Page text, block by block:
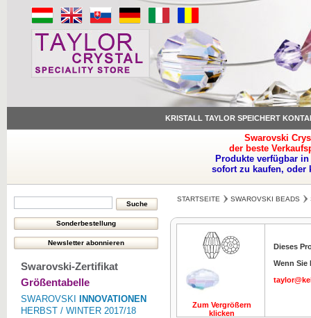
KRISTALL TAYLOR SPEICHERT
Swarovski
der beste
Produkte verfügbar
sofort zu kaufen, oder
Swarovski-Zertifikat
Größentabelle
SWAROVSKI
INNOVATIONEN
HERBST / WINTER 2017/18
STARTSEITE SWAROVSKI BEADS
Zum Vergrößern
klicken
Dieses
Wenn Sie